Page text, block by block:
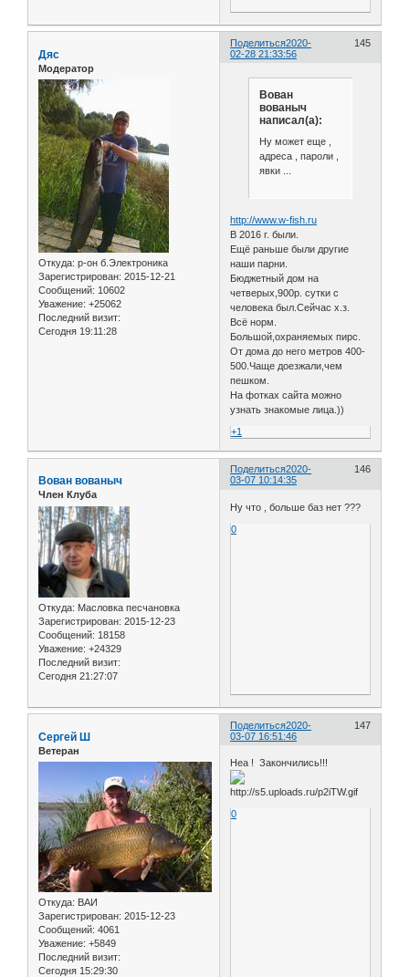
Поделиться 145
2020-
02-28 21:33:56
Дяс
Модератор
Откуда: р-он б.Электроника
Зарегистрирован: 2015-12-21
Сообщений: 10602
Уважение: +25062
Последний визит:
Сегодня 19:11:28
Вован
вованыч
написал(а):
Ну может еще ,
адреса , пароли ,
явки ...
http://www.w-fish.ru
В 2016 г. были.
Ещё раньше были другие
наши парни.
Бюджетный дом на
четверых,900р. сутки с
человека был.Сейчас х.з.
Всё норм.
Большой,охраняемых пирс.
От дома до него метров 400-
500.Чаще доезжали,чем
пешком.
На фотках сайта можно
узнать знакомые лица.))
+1
Поделиться 146
2020-
03-07 10:14:35
Вован вованыч
Член Клуба
Откуда: Масловка песчановка
Зарегистрирован: 2015-12-23
Сообщений: 18158
Уважение: +24329
Последний визит:
Сегодня 21:27:07
Ну что , больше баз нет ???
0
Поделиться 147
2020-
03-07 16:51:46
Сергей Ш
Ветеран
Откуда: ВАИ
Зарегистрирован: 2015-12-23
Сообщений: 4061
Уважение: +5849
Последний визит:
Сегодня 15:29:30
Неа ! Закончились!!!
0